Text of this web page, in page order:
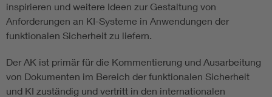
inspirieren und weitere Ideen zur Gestaltung von
Anforderungen an KI-Systeme in Anwendungen der
funktionalen Sicherheit zu liefern.
Der AK ist primär für die Kommentierung und Ausarbeitung
von Dokumenten im Bereich der funktionalen Sicherheit
und KI zuständig und vertritt in den internationalen